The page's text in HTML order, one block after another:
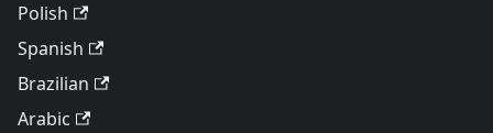
Polish
Spanish
Brazilian
Arabic